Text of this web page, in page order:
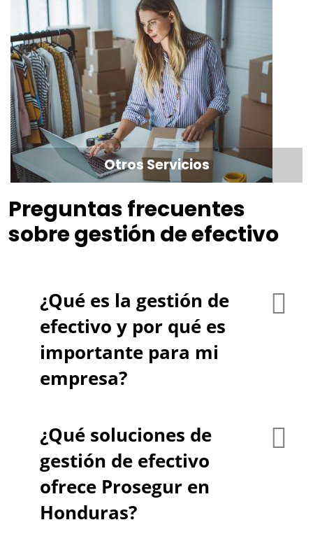
Otros Servicios
Preguntas frecuentes
sobre gestión de efectivo
¿Qué es la gestión de
efectivo y por qué es
importante para mi
empresa?
¿Qué soluciones de
gestión de efectivo
ofrece Prosegur en
Honduras?